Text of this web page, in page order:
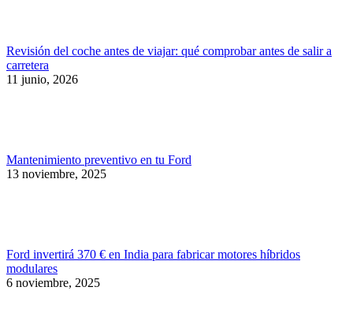
Revisión del coche antes de viajar: qué comprobar antes de salir a
carretera
11 junio, 2026
Mantenimiento preventivo en tu Ford
13 noviembre, 2025
Ford invertirá 370 € en India para fabricar motores híbridos
modulares
6 noviembre, 2025